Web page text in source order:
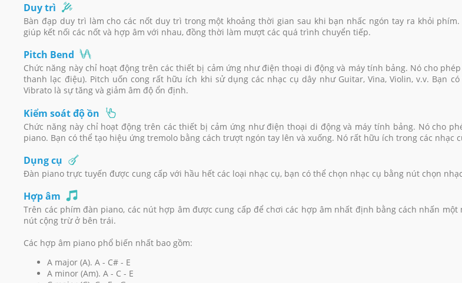
Duy trì
Bàn đạp duy trì làm cho các nốt duy trì trong một khoảng thời gian sau khi bạn nhấc ngón tay ra khỏi
giúp kết nối các nốt và hợp âm với nhau, đồng thời làm mượt các quá trình chuyển tiếp.
Pitch Bend
Chức năng này chỉ hoạt động trên các thiết bị cảm ứng như điện thoại di động và máy tính bảng. Nó cho
thanh lạc điệu). Pitch uốn cong rất hữu ích khi sử dụng các nhạc cụ dây như Guitar, Vina, Violin, v.v. Bạn
Vibrato là sự tăng và giảm âm độ ổn định.
Kiểm soát độ ồn
Chức năng này chỉ hoạt động trên các thiết bị cảm ứng như điện thoại di động và máy tính bảng. Nó cho
piano. Bạn có thể tạo hiệu ứng tremolo bằng cách trượt ngón tay lên và xuống. Nó rất hữu ích trong các nhạc
Dụng cụ
Đàn piano trực tuyến được cung cấp với hầu hết các loại nhạc cụ, bạn có thể chọn nhạc cụ bằng nút chọn
Hợp âm
Trên các phím đàn piano, các nút hợp âm được cung cấp để chơi các hợp âm nhất định bằng cách nhấn
nút cộng trừ ở bên trái.
Các hợp âm piano phổ biến nhất bao gồm:
A major (A). A - C# - E
A minor (Am). A - C - E